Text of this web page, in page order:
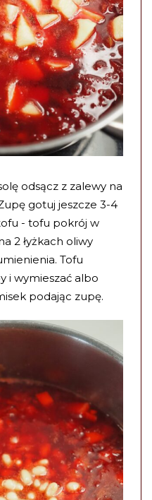
odsącz z zalewy na
gotuj jeszcze 3-4
- tofu pokrój w
2 łyżkach oliwy
Tofu
i wymieszać albo
podając zupę.